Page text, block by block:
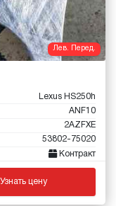
Лев. Перед.
Lexus HS250h
ANF10
2AZFXE
53802-75020
Контракт
Узнать цену